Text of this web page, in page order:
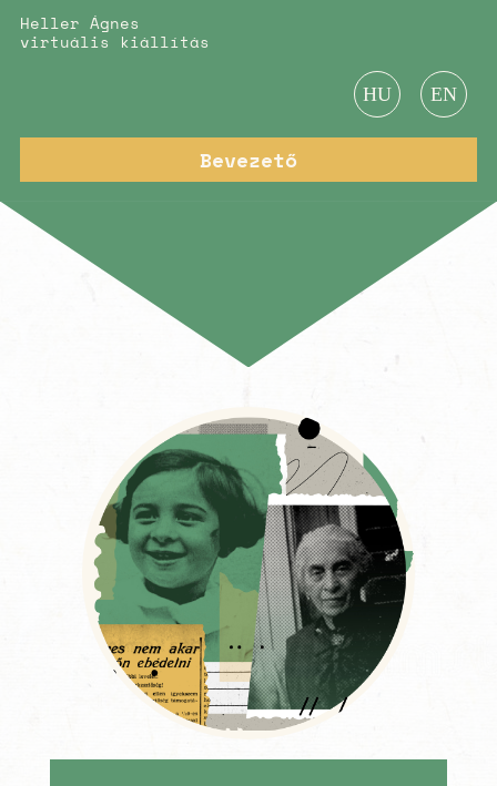
Heller Ágnes
virtuális kiállítás
HU EN
Bevezető